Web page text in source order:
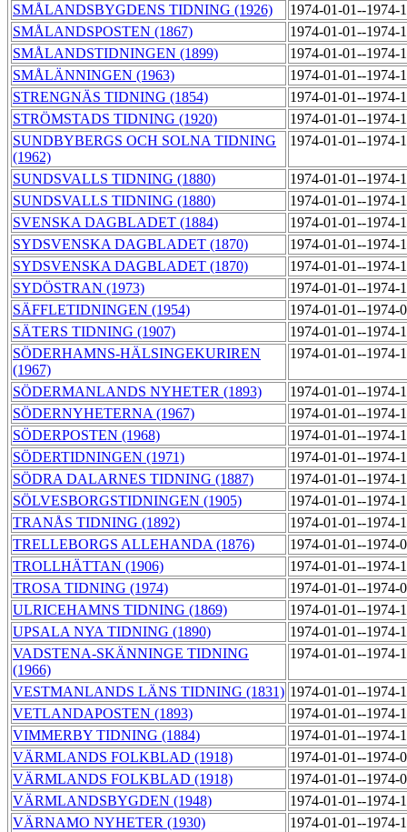
SMÅLANDSBYGDENS TIDNING (1926)
1974-01-01--1974-
SMÅLANDSPOSTEN (1867)
1974-01-01--1974-
SMÅLANDSTIDNINGEN (1899)
1974-01-01--1974-
SMÅLÄNNINGEN (1963)
1974-01-01--1974-
STRENGNÄS TIDNING (1854)
1974-01-01--1974-
STRÖMSTADS TIDNING (1920)
1974-01-01--1974-
SUNDBYBERGS OCH SOLNA TIDNING
(1962)
1974-01-01--1974-
SUNDSVALLS TIDNING (1880)
1974-01-01--1974-
SUNDSVALLS TIDNING (1880)
1974-01-01--1974-
SVENSKA DAGBLADET (1884)
1974-01-01--1974-
SYDSVENSKA DAGBLADET (1870)
1974-01-01--1974-
SYDSVENSKA DAGBLADET (1870)
1974-01-01--1974-
SYDÖSTRAN (1973)
1974-01-01--1974-
SÄFFLETIDNINGEN (1954)
1974-01-01--1974-
SÄTERS TIDNING (1907)
1974-01-01--1974-
SÖDERHAMNS-HÄLSINGEKURIREN
(1967)
1974-01-01--1974-
SÖDERMANLANDS NYHETER (1893)
1974-01-01--1974-
SÖDERNYHETERNA (1967)
1974-01-01--1974-
SÖDERPOSTEN (1968)
1974-01-01--1974-
SÖDERTIDNINGEN (1971)
1974-01-01--1974-
SÖDRA DALARNES TIDNING (1887)
1974-01-01--1974-
SÖLVESBORGSTIDNINGEN (1905)
1974-01-01--1974-
TRANÅS TIDNING (1892)
1974-01-01--1974-
TRELLEBORGS ALLEHANDA (1876)
1974-01-01--1974-
TROLLHÄTTAN (1906)
1974-01-01--1974-
TROSA TIDNING (1974)
1974-01-01--1974-
ULRICEHAMNS TIDNING (1869)
1974-01-01--1974-
UPSALA NYA TIDNING (1890)
1974-01-01--1974-
VADSTENA-SKÄNNINGE TIDNING
(1966)
1974-01-01--1974-
VESTMANLANDS LÄNS TIDNING (1831) 1974-01-01--1974-
VETLANDAPOSTEN (1893)
1974-01-01--1974-
VIMMERBY TIDNING (1884)
1974-01-01--1974-
VÄRMLANDS FOLKBLAD (1918)
1974-01-01--1974-
VÄRMLANDS FOLKBLAD (1918)
1974-01-01--1974-
VÄRMLANDSBYGDEN (1948)
1974-01-01--1974-
VÄRNAMO NYHETER (1930)
1974-01-01--1974-